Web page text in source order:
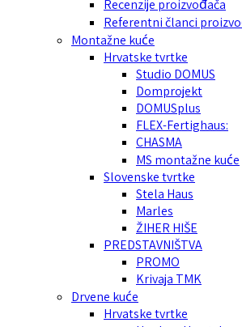
Recenzije proizvođača
Referentni članci
Montažne kuće
Hrvatske tvrtke
Studio DOMUS
Domprojekt
DOMUSplus
FLEX-Fertighaus:
CHASMA
MS montažne kuće
Slovenske tvrtke
Stela Haus
Marles
ŽIHER HIŠE
PREDSTAVNIŠTVA
PROMO
Krivaja TMK
Drvene kuće
Hrvatske tvrtke